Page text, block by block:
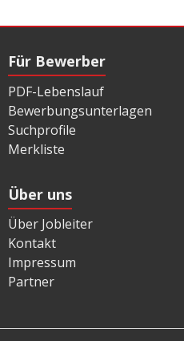
Für Bewerber
PDF-Lebenslauf
Bewerbungsunterlagen
Suchprofile
Merkliste
Über uns
Über Jobleiter
Kontakt
Impressum
Partner